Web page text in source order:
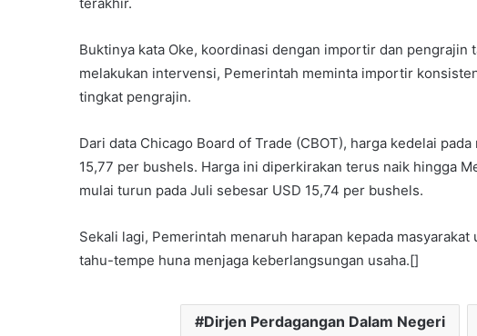
Buktinya kata Oke, koordinasi dengan importir dan
melakukan intervensi, Pemerintah meminta importir
tingkat pengrajin.
Dari data Chicago Board of Trade (CBOT), harga kedelai
15,77 per bushels. Harga ini diperkirakan terus naik hingga
mulai turun pada Juli sebesar USD 15,74 per bushels.
Sekali lagi, Pemerintah menaruh harapan kepada
tahu-tempe huna menjaga keberlangsungan usaha.[]
Dirjen Perdagangan Dalam Negeri